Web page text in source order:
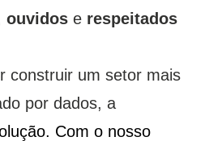
ouvidos e respeitados
construir um setor mais
por dados, a
Com o nosso